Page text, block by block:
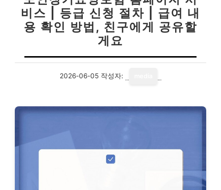
비스 | 등급 신청 절차 | 급여 내
용 확인 방법, 친구에게 공유할
게요
2026-06-05 작성자: